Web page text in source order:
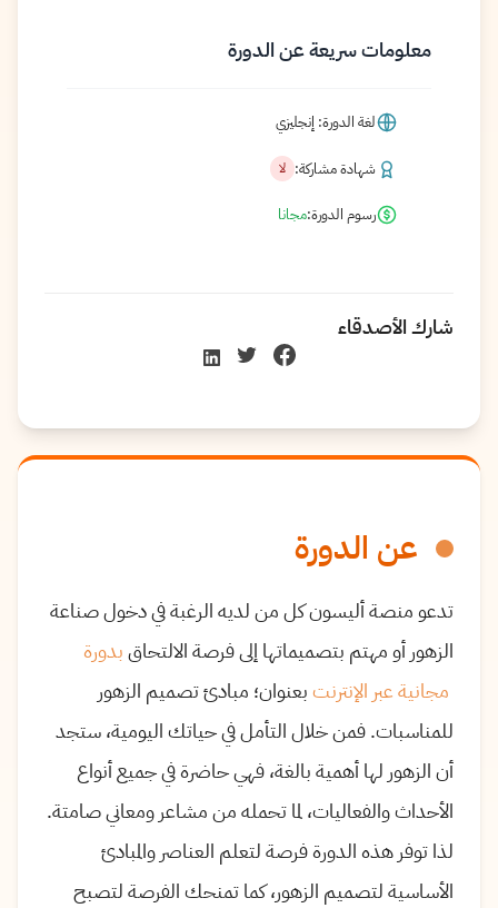
عن الدورة
تدعو منصة أليسون كل من لديه الرغبة في دخول صناعة
الزهور أو مهتم بتصميماتها إلى فرصة الالتحاقبدورة
مجانية عبر الإنترنتبعنوان؛ مبادئ تصميم الزهور
للمناسبات. فمن خلال التأمل في حياتك اليومية، ستجد
أن الزهور لها أهمية بالغة، فهي حاضرة في جميع أنواع
الأحداث والفعاليات، لما تحمله من مشاعر ومعاني صامتة.
لذا توفر هذه الدورة فرصة لتعلم العناصر والمبادئ
الأساسية لتصميم الزهور، كما تمنحك الفرصة لتصبح
معلومات سريعة عن الدورة
لغة الدورة: إنجليزي
شهادة مشاركة: لا
رسوم الدورة:مجانا
شارك الأصدقاء